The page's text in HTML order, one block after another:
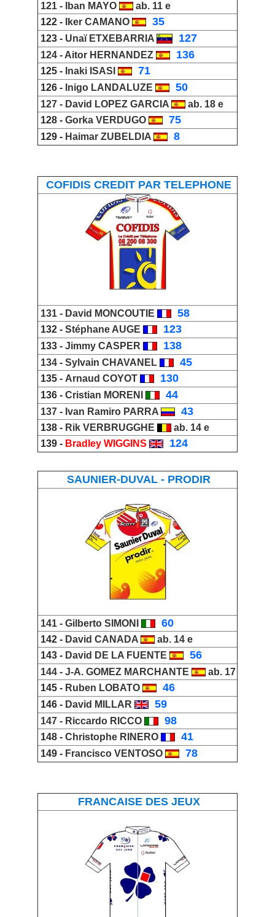
121 - Iban MAYO
ab. 11 e
122 -
Iker CAMANO 35
123 - Unaï ETXEBARRIA 127
124 - Aitor HERNANDEZ 136
125 - Inaki ISASI 71
126 - Inigo LANDALUZE 50
127 - David LOPEZ GARCIA
ab. 18 e
128 - Gorka VERDUGO 75
129 - Haimar ZUBELDIA 8
COFIDIS CREDIT PAR TELEPHONE
131 - David MONCOUTIE 58
132 - Stéphane AUGE 123
133 - Jimmy CASPE R 138
134 - Sylvain CHAVANEL 45
135 - Arnaud COYOT 130
136 - Cristian MORENI 44
137 - Ivan Ramiro PARRA 43
138 - Rik VERBRUGGHE
ab. 14 e
139 - Bradley WIGGINS 124
SAUNIER-DUVAL - PRODIR
141 - Gilberto SIMONI 60
142 - David CANADA
ab. 14 e
143 - David DE LA FUENTE 56
144 - J-A. GOMEZ MARCHANTE
ab. 17
145 - Ruben LOBATO 46
146 - David MILLAR 59
147 - Riccardo RICCO 98
148 - Christophe RINERO 41
149 - Francisco VENTOSO 78
FRANCAISE DES JEUX